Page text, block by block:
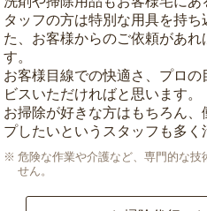
タッフの方は特別な用具を持ち
た、お客様からのご依頼があれ
す。
お客様目線での快適さ、プロ
ビスいただければと思います。
お掃除が好きな方はもちろん
プしたいというスタッフも多く
危険な作業や介護など、専門的な技
せん。